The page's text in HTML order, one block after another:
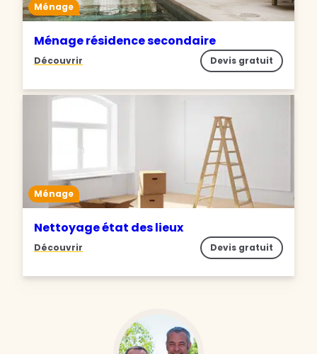
Ménage
Ménage résidence secondaire
Découvrir Devis gratuit
Ménage
Nettoyage état des lieux
Découvrir Devis gratuit